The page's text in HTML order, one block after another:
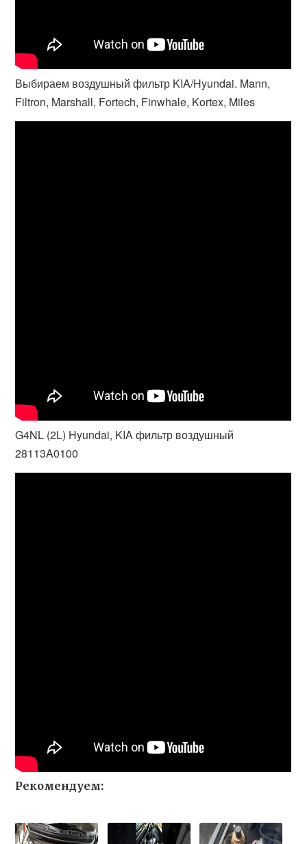
Выбираем воздушный фильтр KIA/Hyundai. Mann,
Filtron, Marshall, Fortech, Finwhale, Kortex, Miles
G4NL (2L) Hyundai, KIA фильтр воздушный
28113A0100
Рекомендуем: